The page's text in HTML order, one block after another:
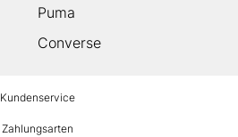
Puma
Converse
Kundenservice
Zahlungsarten